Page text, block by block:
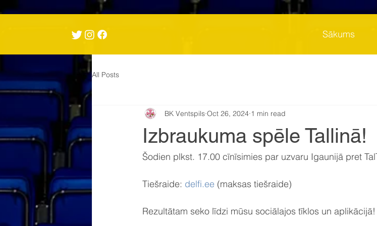
Sākums
All Posts
Izbraukuma spēle Tallinā!
BK Ventspils Oct 26, 2024 1 min read
Šodien plkst. 17.00 cīnīsimies par uzvaru Igaunijā pret
Tiešraide: delfi.ee (maksas tiešraide)
Rezultātam seko līdzi mūsu sociālajos tīklos un